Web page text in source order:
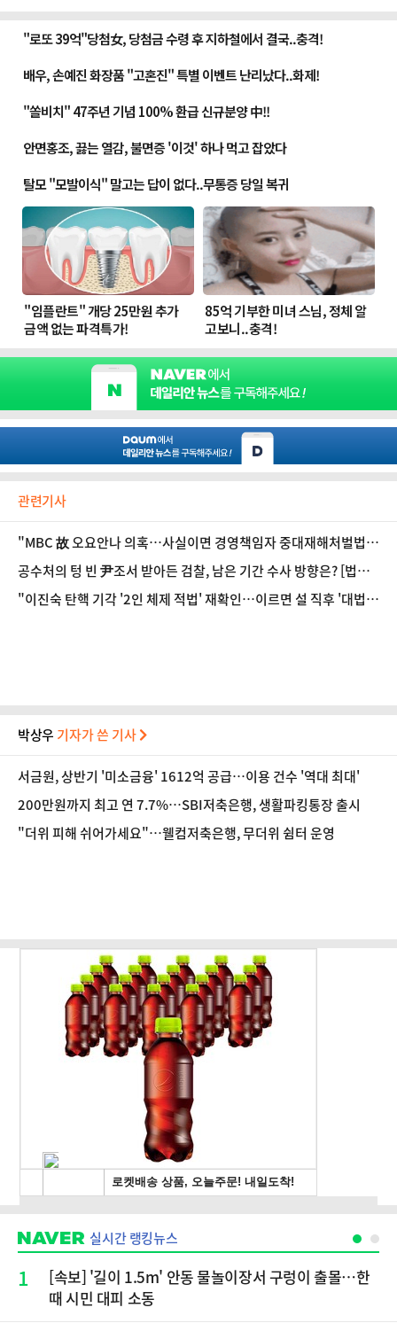
관련기사
"MBC 故 오요안나 의혹…사실이면 경영책임자 중대재해처벌법
적용" [법조계에 물어보니 612]
공수처의 텅 빈 尹조서 받아든 검찰, 남은 기간 수사 방향은? [법조
계에 물어보니 611]
"이진숙 탄핵 기각 '2인 체제 적법' 재확인…이르면 설 직후 '대법
박상우 기자가 쓴 기사
서금원, 상반기 '미소금융' 1612억 공급…이용 건수 '역대 최대'
200만원까지 최고 연 7.7%…SBI저축은행, 생활파킹통장 출시
"더위 피해 쉬어가세요"…웰컴저축은행, 무더위 쉼터 운영
실시간 랭킹뉴스
1
[속보] '길이 1.5m' 안동 물놀이장서 구렁이 출몰…한
때 시민 대피 소동